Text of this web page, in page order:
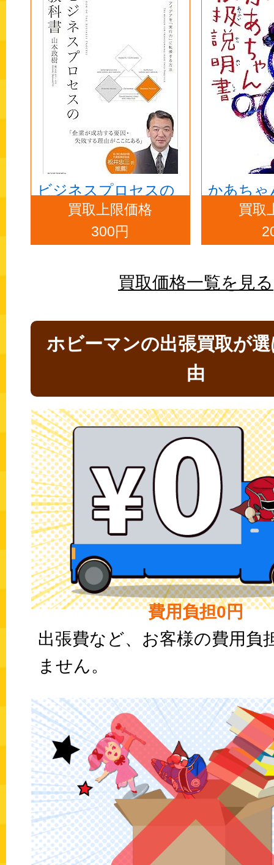
ビジネスプロセスの
教科書買取上限価格
300円
かあちゃ
買取
買取価格一覧を見る
ホビーマンの出張買取が
由
費用負担0円
出張費など、お客様の費用負
ません。